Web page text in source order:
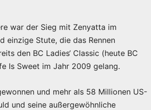
war der Sieg mit Zenyatta im
einzige Stute, die das Rennen
den BC Ladies‘ Classic (heute BC
Is Sweet im Jahr 2009 gelang.
und mehr als 58 Millionen US-
und seine außergewöhnliche